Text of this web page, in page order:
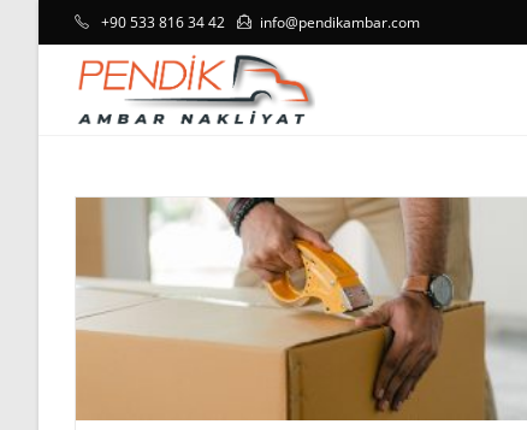
+90 533 816 34 42 info@pendikambar.com